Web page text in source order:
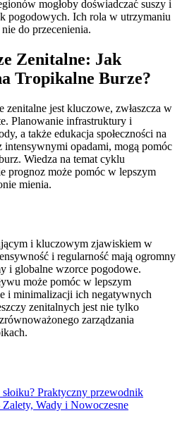
mogłoby doświadczać suszy i
pogodowych. Ich rola w utrzymaniu
do przecenienia.
Zenitalne: Jak
Tropikalne Burze?
zenitalne jest kluczowe, zwłaszcza w
Planowanie infrastruktury i
a także edukacja społeczności na
intensywnymi opadami, mogą pomóc
Wiedza na temat cyklu
prognoz może pomóc w lepszym
mienia.
i kluczowym zjawiskiem w
i regularność mają ogromny
i globalne wzorce pogodowe.
może pomóc w lepszym
i minimalizacji ich negatywnych
zenitalnych jest nie tylko
zarządzania
Praktyczny przewodnik
Wady i Nowoczesne